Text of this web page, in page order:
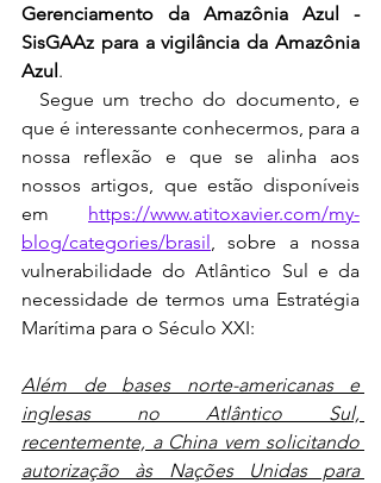
Gerenciamento da Amazônia Azul -
SisGAAz para a vigilância da Amazônia
Azul.
que é interessante conhecermos, para a
nossa reflexão e que se alinha aos
nossos artigos, que estão disponíveis
em https://www.atitoxavier.com/my-
blog/categories/brasil , sobre a nossa
vulnerabilidade do Atlântico Sul e da
necessidade de termos uma Estratégia
Marítima para o Século XXI:
Além de bases norte-americanas e
inglesas no Atlântico Sul,
recentemente, a China vem solicitando
autorização às Nações Unidas para